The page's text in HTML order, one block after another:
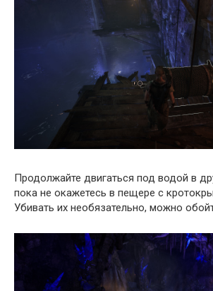
Продолжайте двигаться под водой в
пока не окажетесь в пещере с
Убивать их необязательно, можно